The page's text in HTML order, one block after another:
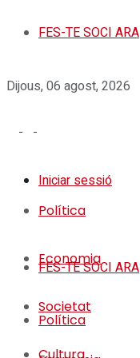
FES-TE SOCI ARA
Dijous, 06 agost, 2026
Iniciar sessió
Política
Economia
Societat
FES-TE SOCI ARA
Política